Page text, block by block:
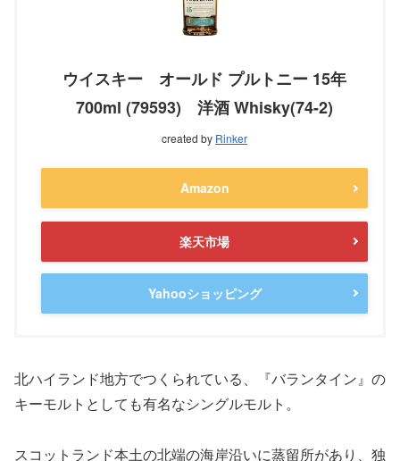
ウイスキー オールド プルトニー 15年
700ml (79593) 洋酒 Whisky(74-2)
created by Rinker
Amazon
楽天市場
Yahooショッピング
北ハイランド地方でつくられている、『バランタイン』の
キーモルトとしても有名なシングルモルト。
スコットランド本土の北端の海岸沿いに蒸留所があり、独